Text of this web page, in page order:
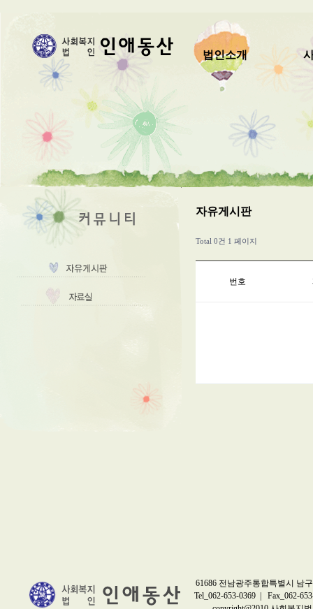
법인소개
자유게시판
Total 0건 1 페이지
번호
61686 전남광주통합특별시 남
Tel_062-653-0369 | Fax_062-